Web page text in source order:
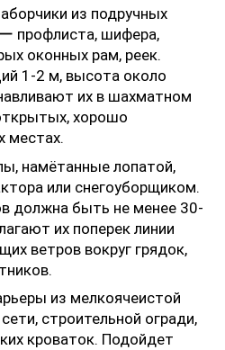
из подручных
профлиста, шифера,
оконных рам, реек.
1-2 м, высота около
их в шахматном
хорошо
местах.
намётанные лопатой,
или снегоуборщиком.
должна быть не менее 30-
их поперек линии
ветров вокруг грядок,
из мелкоячеистой
строительной огради,
кроваток. Подойдет